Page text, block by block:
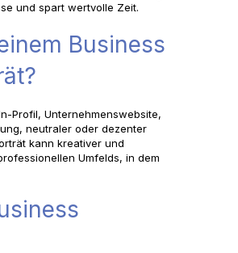
und spart wertvolle Zeit.
Business
Profil, Unternehmenswebsite,
neutraler oder dezenter
kann kreativer und
Umfelds, in dem